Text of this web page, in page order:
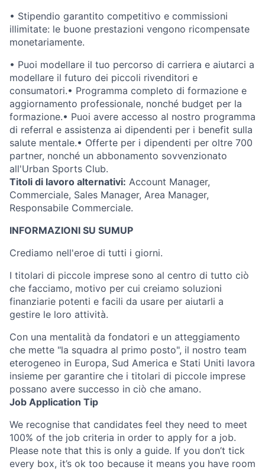
• Stipendio garantito competitivo e commissioni
illimitate: le buone prestazioni vengono ricompensate
monetariamente.
• Puoi modellare il tuo percorso di carriera e aiutarci a
modellare il futuro dei piccoli rivenditori e
consumatori.• Programma completo di formazione e
aggiornamento professionale, nonché budget per la
formazione.• Puoi avere accesso al nostro programma
di referral e assistenza ai dipendenti per i benefit sulla
salute mentale.• Offerte per i dipendenti per oltre 700
partner, nonché un abbonamento sovvenzionato
all'Urban Sports Club.
Titoli di lavoro alternativi: Account Manager,
Commerciale, Sales Manager, Area Manager,
Responsabile Commerciale.
INFORMAZIONI SU SUMUP
Crediamo nell'eroe di tutti i giorni.
I titolari di piccole imprese sono al centro di tutto ciò
che facciamo, motivo per cui creiamo soluzioni
finanziarie potenti e facili da usare per aiutarli a
gestire le loro attività.
Con una mentalità da fondatori e un atteggiamento
che mette "la squadra al primo posto", il nostro team
eterogeneo in Europa, Sud America e Stati Uniti lavora
insieme per garantire che i titolari di piccole imprese
possano avere successo in ciò che amano.
Job Application Tip
We recognise that candidates feel they need to meet
100% of the job criteria in order to apply for a job.
Please note that this is only a guide. If you don’t tick
every box, it’s ok too because it means you have room